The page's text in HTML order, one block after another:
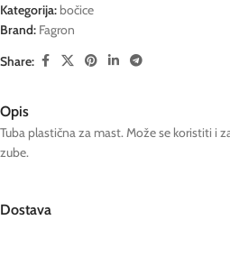
Kategorija: bočice
Brand: Fagron
Share:
Opis
Tuba plastična za mast. Može se koristiti i
zube.
Dostava